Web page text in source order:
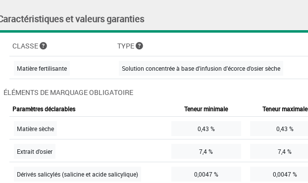
et valeurs garanties
CLASSE TYPE
Matière fertilisante Solution concentrée à base d'infusion d'écorce d'osier sèche
ÉLÉMENTS DE MARQUAGE OBLIGATOIRE
Paramètres déclarables Teneur minimale Teneur maximale
Matière sèche 0,43 % 0,43 %
Extrait d'osier 7,4 % 7,4 %
Dérivés salicylés (salicine et acide salicylique) 0,0047 % 0,0047 %